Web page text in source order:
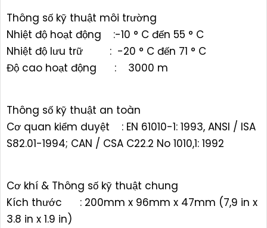
Thông số kỹ thuật môi trường
Nhiệt độ hoạt động :-10 ° C đến 55 ° C
Nhiệt độ lưu trữ : -20 ° C đến 71 ° C
Độ cao hoạt động : 3000 m
Thông số kỹ thuật an toàn
Cơ quan kiểm duyệt : EN 61010-1: 1993, ANSI / ISA
S82.01-1994; CAN / CSA C22.2 No 1010,1: 1992
Cơ khí & Thông số kỹ thuật chung
Kích thước : 200mm x 96mm x 47mm (7,9 in x
3.8 in x 1.9 in)